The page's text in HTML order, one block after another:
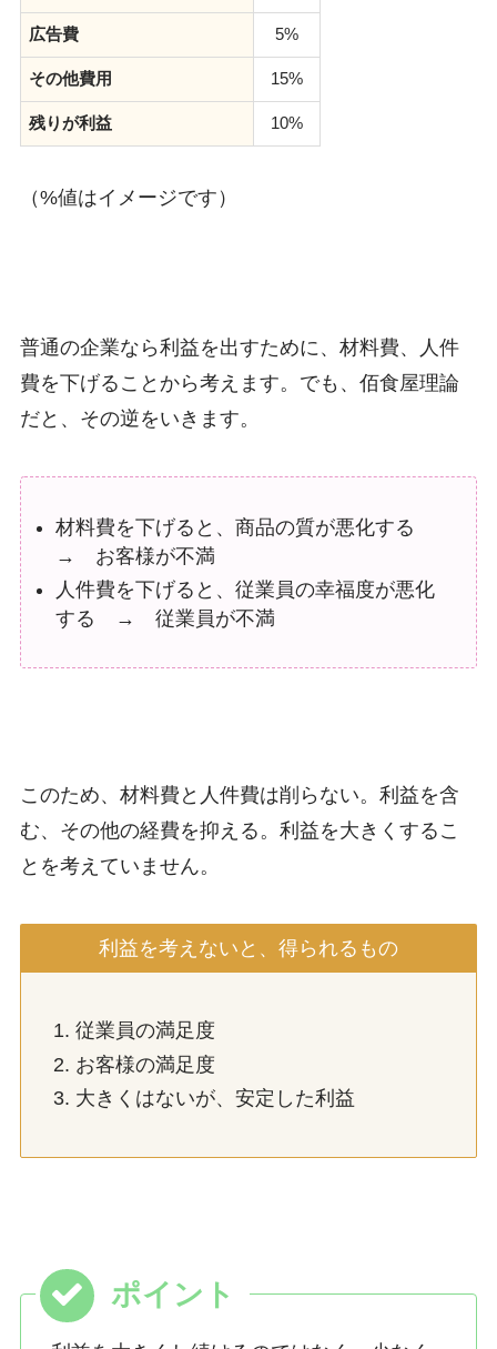
広告費 5%
その他費用 15%
残りが利益 10%
（%値はイメージです）
普通の企業なら利益を出すために、材料費、人件
費を下げることから考えます。でも、佰食屋理論
だと、その逆をいきます。
材料費を下げると、商品の質が悪化する
→ お客様が不満
人件費を下げると、従業員の幸福度が悪化
する → 従業員が不満
このため、材料費と人件費は削らない。利益を含
む、その他の経費を抑える。利益を大きくするこ
とを考えていません。
利益を考えないと、得られるもの
従業員の満足度
お客様の満足度
大きくはないが、安定した利益